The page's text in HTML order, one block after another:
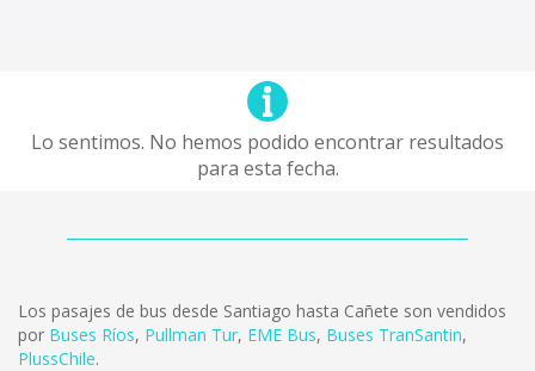
Lo sentimos. No hemos podido encontrar resultados
para esta fecha.
Los pasajes de bus desde Santiago hasta Cañete son vendidos
por Buses Ríos, Pullman Tur, EME Bus, Buses TranSantin,
PlussChile.